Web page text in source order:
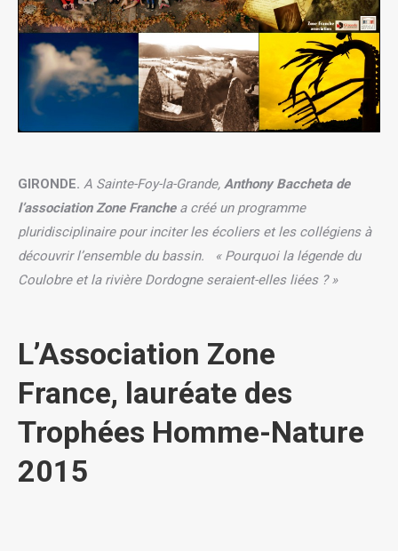
GIRONDE. A Sainte-Foy-la-Grande, Anthony Baccheta de
l’association Zone Franchea créé un programme
pluridisciplinaire pour inciter les écoliers et les collégiens à
découvrir l’ensemble du bassin.
« Pourquoi la légende du
Coulobre et la rivière Dordogne seraient-elles liées ? »
L’Association Zone
France, lauréate des
Trophées Homme-Nature
2015